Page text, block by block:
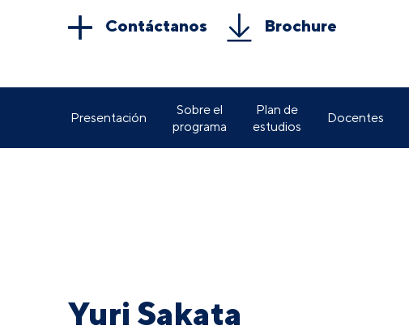
Contáctanos Brochure
Presentación
Sobre el
programa
Plan de
estudios
Docentes
Yuri Sakata